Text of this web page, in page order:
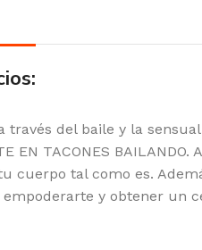
través del baile y la
EN TACONES
cuerpo tal como es.
y obtener un